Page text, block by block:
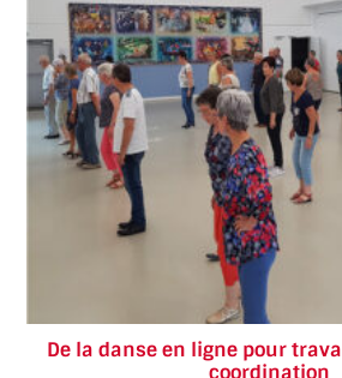
De la danse en ligne pour